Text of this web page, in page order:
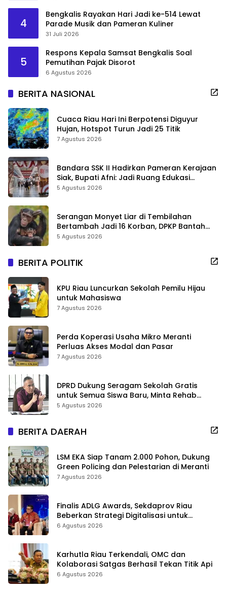
4
Bengkalis Rayakan Hari Jadi ke-514 Lewat
Parade Musik dan Pameran Kuliner
31 Juli 2026
5
Respons Kepala Samsat Bengkalis Soal
Pemutihan Pajak Disorot
6 Agustus 2026
BERITA NASIONAL
Cuaca Riau Hari Ini Berpotensi Diguyur
Hujan, Hotspot Turun Jadi 25 Titik
7 Agustus 2026
Bandara SSK II Hadirkan Pameran Kerajaan
Siak, Bupati Afni: Jadi Ruang Edukasi
Sejarah Riau
5 Agustus 2026
Serangan Monyet Liar di Tembilahan
Bertambah Jadi 16 Korban, DPKP Bantah
Video Gerombolan Viral
5 Agustus 2026
BERITA POLITIK
KPU Riau Luncurkan Sekolah Pemilu Hijau
untuk Mahasiswa
7 Agustus 2026
Perda Koperasi Usaha Mikro Meranti
Perluas Akses Modal dan Pasar
7 Agustus 2026
DPRD Dukung Seragam Sekolah Gratis
untuk Semua Siswa Baru, Minta Rehab
Sekolah Jangan Dikurangi
5 Agustus 2026
BERITA DAERAH
LSM EKA Siap Tanam 2.000 Pohon, Dukung
Green Policing dan Pelestarian di Meranti
7 Agustus 2026
Finalis ADLG Awards, Sekdaprov Riau
Beberkan Strategi Digitalisasi untuk
Tingkatkan Layanan Publik
6 Agustus 2026
Karhutla Riau Terkendali, OMC dan
Kolaborasi Satgas Berhasil Tekan Titik Api
6 Agustus 2026